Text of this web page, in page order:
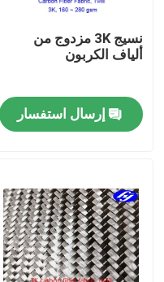
جولة في المعمل
ضبط الجودة
اتصل بنا
طلب اقتباس
نسيج الكربون أراميد
نسيج 3K مزدوج من
ألياف الكربون
إرسال استفسار